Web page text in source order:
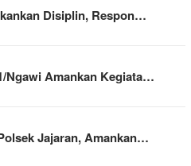
Disiplin, Respon…
Ngawi Amankan Kegiata…
Jajaran, Amankan…